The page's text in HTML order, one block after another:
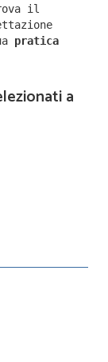
il
pratica
a